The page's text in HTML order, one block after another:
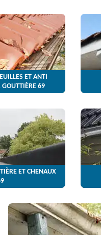
ET ANTI
GOUTTIÈRE 69
ET CHENAUX